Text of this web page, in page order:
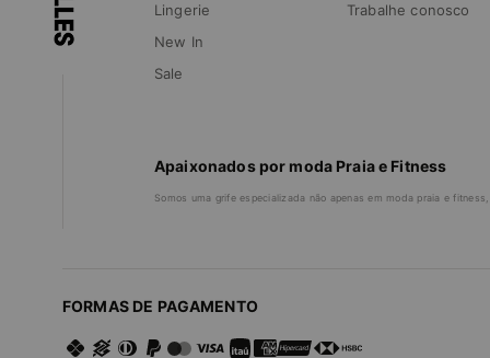
Lingerie
New In
Sale
Trabalhe conosco
Apaixonados por moda Praia e Fitness
Somos uma grife especializada não apenas em moda praia e
FORMAS DE PAGAMENTO